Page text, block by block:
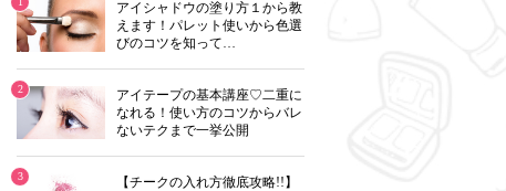
アイシャドウの塗り方１から教
えます！パレット使いから色選
びのコツを知って…
2
アイテープの基本講座♡二重に
なれる！使い方のコツからバレ
ないテクまで一挙公開
3
【チークの入れ方徹底攻略!!】